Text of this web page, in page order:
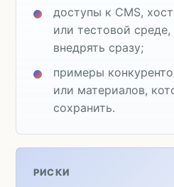
доступы к CMS,
или тестовой
внедрять сразу;
примеры
или материалов,
сохранить.
РИСКИ